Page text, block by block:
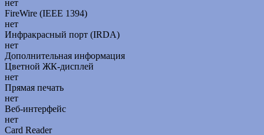
нет
FireWire (IEEE 1394)
нет
Инфракрасный порт (IRDA)
нет
Дополнительная информация
Цветной ЖК-дисплей
нет
Прямая печать
нет
Веб-интерфейс
нет
Card Reader